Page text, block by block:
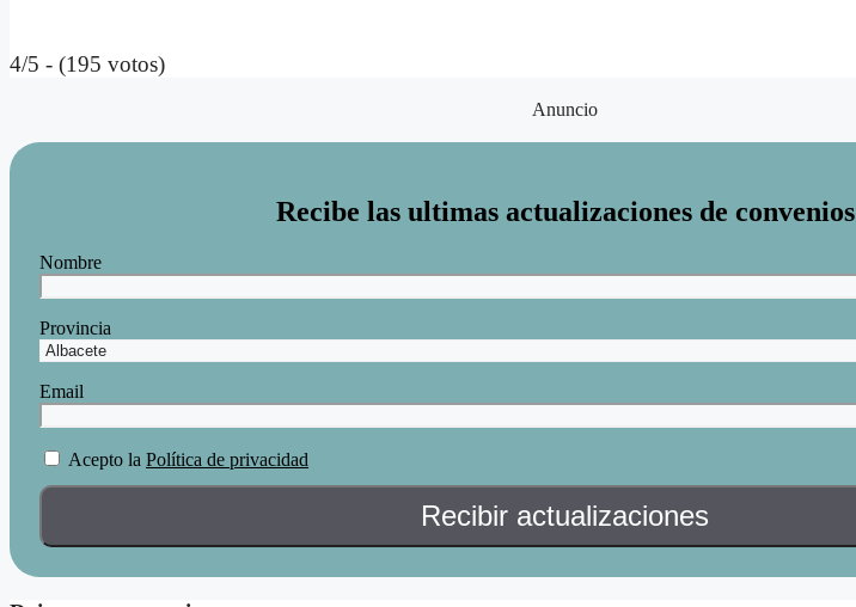
4/5 - (195 votos)
Anuncio
Recibe las ultimas actualizaciones de convenios
Nombre
Provincia
Email
Acepto la Política de privacidad